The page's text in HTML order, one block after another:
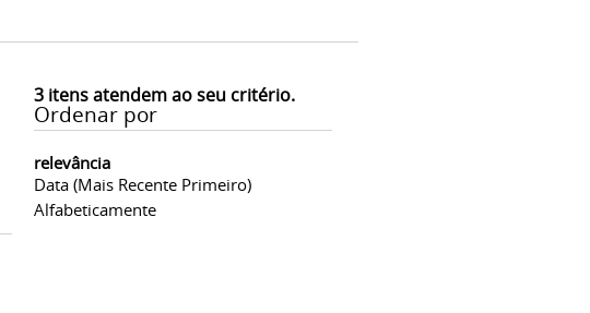
3itens atendem ao seu critério.
Ordenar por
relevância
Data (mais Recente Primeiro)
Alfabeticamente